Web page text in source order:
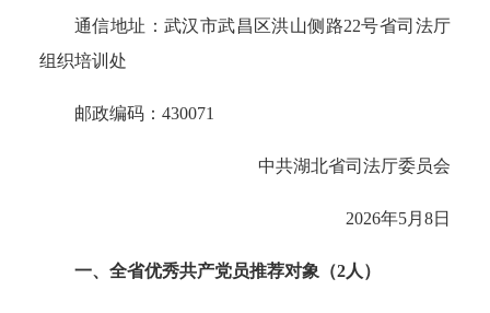
通信地址：武汉市武昌区洪山侧路22号省司法厅
组织培训处
邮政编码：430071
中共湖北省司法厅委员会
2026年5月8日
一、全省优秀共产党员推荐对象（2人）